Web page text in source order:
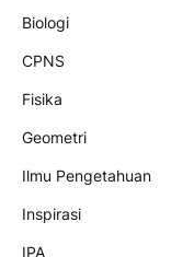
Biologi
CPNS
Fisika
Geometri
Ilmu Pengetahuan
Inspirasi
IPA